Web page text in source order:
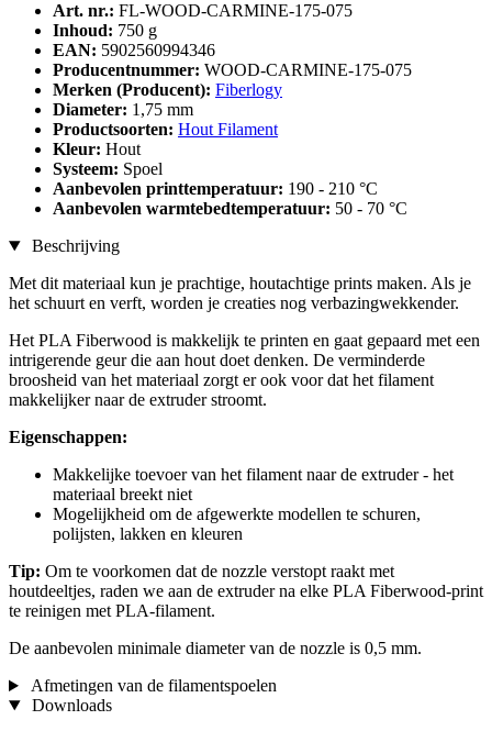
Art. nr.: FL-WOOD-CARMINE-175-075
Inhoud: 750 g
EAN: 5902560994346
Producentnummer: WOOD-CARMINE-175-075
Merken (Producent): Fiberlogy
Diameter: 1,75 mm
Productsoorten: Hout Filament
Kleur: Hout
Systeem: Spoel
Aanbevolen printtemperatuur: 190 - 210 °C
Aanbevolen warmtebedtemperatuur: 50 - 70 °C
Beschrijving
Met dit materiaal kun je prachtige, houtachtige prints maken. Als je
het schuurt en verft, worden je creaties nog verbazingwekkender.
Het PLA Fiberwood is makkelijk te printen en gaat gepaard met een
intrigerende geur die aan hout doet denken. De verminderde
broosheid van het materiaal zorgt er ook voor dat het filament
makkelijker naar de extruder stroomt.
Eigenschappen:
Makkelijke toevoer van het filament naar de extruder - het
materiaal breekt niet
Mogelijkheid om de afgewerkte modellen te schuren,
polijsten, lakken en kleuren
Tip: Om te voorkomen dat de nozzle verstopt raakt met
houtdeeltjes, raden we aan de extruder na elke PLA Fiberwood-print
te reinigen met PLA-filament.
De aanbevolen minimale diameter van de nozzle is 0,5 mm.
Afmetingen van de filamentspoelen
Downloads